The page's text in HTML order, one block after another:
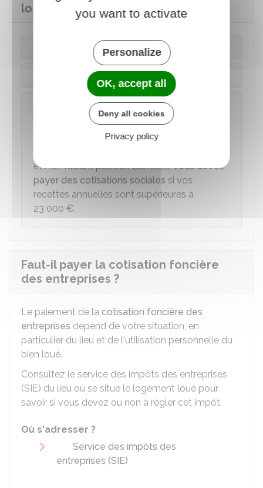
locatifs ?
Régime micro-BIC
Régime dit de bénéfice réel
si vous louez un bien en meublé à une
clientèle y effectuant un séjour de courte
et n'en faisant pas sondomicile,vous devez
payer des cotisations sociales si vos
recettes annuelles sont supérieures à
23 000 €.
Faut-il payer la cotisation foncière
des entreprises ?
Le paiement de la cotisation foncière des
entreprises dépend de votre situation, en
particulier du lieu et de l'utilisation personnelle du
bien loué.
Consultez le service des impôts des entreprises
(SIE) du lieu où se situe le logement loué pour
savoir si vous devez ou non à régler cet impôt.
Où s'adresser ?
Service des impôts des
entreprises (SIE)
you want to activate
Personalize
OK, accept all
Deny all cookies
Privacy policy